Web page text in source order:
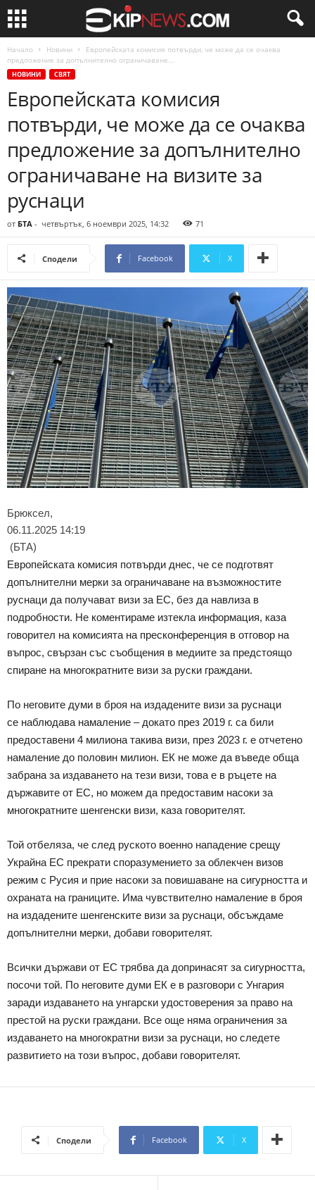
Начало Новини
Европейската комисия потвърди, че може да се очаква
предложение за допълнително ограничаване...
НОВИНИ СВЯТ
Европейската комисия
потвърди, че може да се очаква
предложение за допълнително
ограничаване на визите за
руснаци
от БТА - четвъртък, 6 ноември 2025, 14:32 71
Сподели Facebook X
Брюксел,
06.11.2025 14:19
(БТА)
Европейската комисия потвърди днес, че се подготвят
допълнителни мерки за ограничаване на възможностите
руснаци да получават визи за ЕС, без да навлиза в
подробности. Не коментираме изтекла информация, каза
говорител на комисията на пресконференция в отговор на
въпрос, свързан със съобщения в медиите за предстоящо
спиране на многократните визи за руски граждани.
По неговите думи в броя на издадените визи за руснаци
се наблюдава намаление – докато през 2019 г. са били
предоставени 4 милиона такива визи, през 2023 г. е отчетено
намаление до половин милион. ЕК не може да въведе обща
забрана за издаването на тези визи, това е в ръцете на
държавите от ЕС, но можем да предоставим насоки за
многократните шенгенски визи, каза говорителят.
Той отбеляза, че след руското военно нападение срещу
Украйна ЕС прекрати споразумението за облекчен визов
режим с Русия и прие насоки за повишаване на сигурността и
охраната на границите. Има чувствително намаление в броя
на издадените шенгенските визи за руснаци, обсъждаме
допълнителни мерки, добави говорителят.
Всички държави от ЕС трябва да допринасят за сигурността,
посочи той. По неговите думи ЕК е в разговори с Унгария
заради издаването на унгарски удостоверения за право на
престой на руски граждани. Все още няма ограничения за
издаването на многократни визи за руснаци, но следете
развитието на този въпрос, добави говорителят.
Сподели Facebook X